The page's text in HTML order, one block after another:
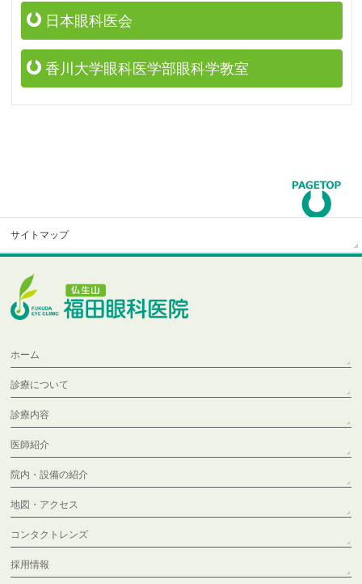
日本眼科医会
香川大学眼科医学部眼科学教室
サイトマップ
ホーム
診療について
診療内容
医師紹介
院内・設備の紹介
地図・アクセス
コンタクトレンズ
採用情報